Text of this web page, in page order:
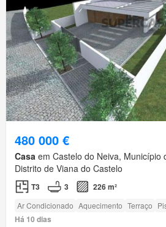
480 000 €
Casa em Castelo do Neiva, Município
Distrito de Viana do Castelo
T3 3 226 m²
Ar Condicionado Aquecimento Terraço
Há 10 dias